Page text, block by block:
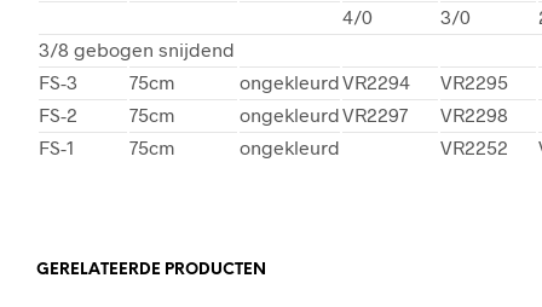
4/0
3/0
3/8 gebogen snijdend
FS-3
75cm ongekleurdVR2294
VR2295
FS-2
75cm ongekleurdVR2297
VR2298
FS-1
75cm ongekleurd VR2252
GERELATEERDE PRODUCTEN